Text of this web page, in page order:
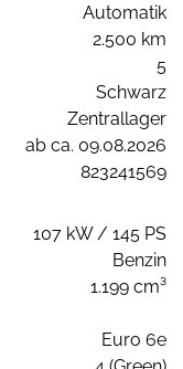
Automatik
2.500 km
5
Schwarz
Zentrallager
ab ca. 09.08.2026
823241569
107 kW / 145 PS
Benzin
1.199 cm³
Euro 6e